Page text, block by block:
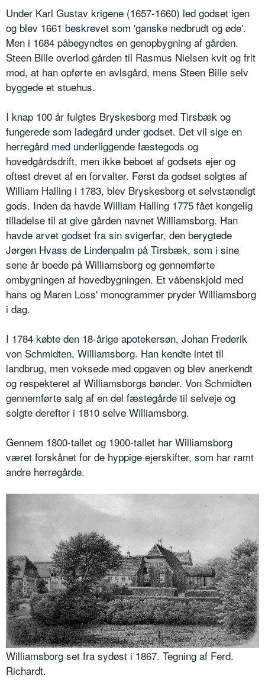
Under Karl Gustav krigene (1657-1660) led godset igen
og blev 1661 beskrevet som 'ganske nedbrudt og øde'.
Men i 1684 påbegyndtes en genopbygning af gården.
Steen Bille overlod gården til Rasmus Nielsen kvit og frit
mod, at han opførte en avlsgård, mens Steen Bille selv
byggede et stuehus.
I knap 100 år fulgtes Bryskesborg med Tirsbæk og
fungerede som ladegård under godset. Det vil sige en
herregård med underliggende fæstegods og
hovedgårdsdrift, men ikke beboet af godsets ejer og
oftest drevet af en forvalter. Først da godset solgtes af
William Halling i 1783, blev Bryskesborg et selvstændigt
gods. Inden da havde William Halling 1775 fået kongelig
tilladelse til at give gården navnet Williamsborg. Han
havde arvet godset fra sin svigerfar, den berygtede
Jørgen Hvass de Lindenpalm på Tirsbæk, som i sine
sene år boede på Williamsborg og gennemførte
ombygningen af hovedbygningen. Et våbenskjold med
hans og Maren Loss' monogrammer pryder Williamsborg
i dag.
I 1784 købte den 18-årige apotekersøn, Johan Frederik
von Schmidten, Williamsborg. Han kendte intet til
landbrug, men voksede med opgaven og blev anerkendt
og respekteret af Williamsborgs bønder. Von Schmidten
gennemførte salg af en del fæstegårde til selveje og
solgte derefter i 1810 selve Williamsborg.
Gennem 1800-tallet og 1900-tallet har Williamsborg
været forskånet for de hyppige ejerskifter, som har ramt
andre herregårde.
Williamsborg set fra sydøst i 1867. Tegning af Ferd.
Richardt.